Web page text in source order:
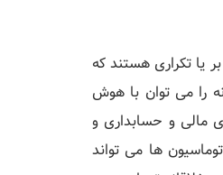
یا تکراری هستند که
را می توان با هوش
مالی و حسابداری و
ها می تواند